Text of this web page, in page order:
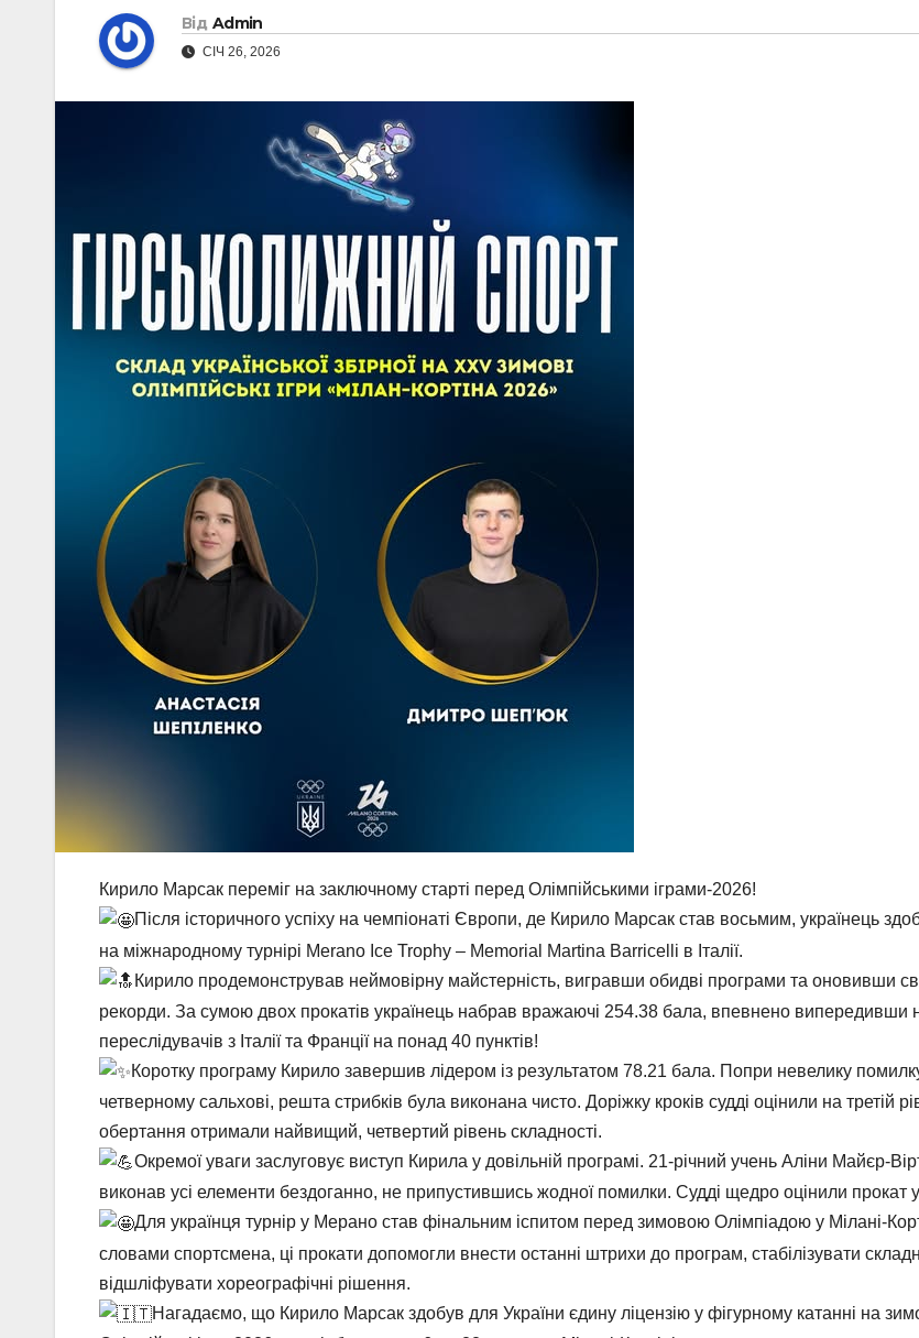
Від Admin
СІЧ 26, 2026
Кирило Марсак переміг на заключному старті перед Олімпійськими іграми-2026!
Після історичного успіху на чемпіонаті Європи, де Кирило Марсак став восьмим, українець
на міжнародному турнірі Merano Ice Trophy – Memorial Martina Barricelli в Італії.
Кирило продемонстрував неймовірну майстерність, вигравши обидві програми та оновивши
рекорди. За сумою двох прокатів українець набрав вражаючі 254.38 бала, впевнено випередивши
переслідувачів з Італії та Франції на понад 40 пунктів!
Коротку програму Кирило завершив лідером із результатом 78.21 бала. Попри невелику
четверному сальхові, решта стрибків була виконана чисто. Доріжку кроків судді оцінили на третій
обертання отримали найвищий, четвертий рівень складності.
Окремої уваги заслуговує виступ Кирила у довільній програмі. 21-річний учень Аліни Майєр-
виконав усі елементи бездоганно, не припустившись жодної помилки. Судді щедро оцінили прокат
Для українця турнір у Мерано став фінальним іспитом перед зимовою Олімпіадою у Мілані-
словами спортсмена, ці прокати допомогли внести останні штрихи до програм, стабілізувати
відшліфувати хореографічні рішення.
Нагадаємо, що Кирило Марсак здобув для України єдину ліцензію у фігурному катанні на